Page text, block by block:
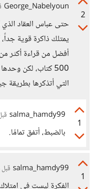
2
George_Nabelyoun
حتى عباس العقاد
يمتلك ذاكرة قوية
أفضل من قراءة أكثر
500 كتاب، لكن
التي أتذكرها بطريقة
1
salma_hamdy99
بالضبط، أتفق تمامًا.
1
salma_hamdy99